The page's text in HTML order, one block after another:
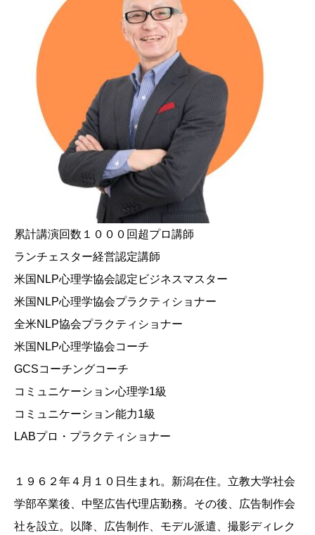
累計講演回数１０００回超プロ講師
ランチェスター経営認定講師
米国NLP心理学協会認定ビジネスマスター
米国NLP心理学協会プラクティショナー
全米NLP協会プラクティショナー
米国NLP心理学協会コーチ
GCSコーチングコーチ
コミュニケーション心理学1級
コミュニケーション能力1級
LABプロ・プラクティショナー
１９６２年４月１０日生まれ。新潟在住。立教大学社会
学部卒業後、中堅広告代理店勤務。その後、広告制作会
社を設立。以降、広告制作、モデル派遣、撮影ディレク